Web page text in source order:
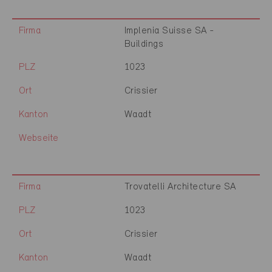
Firma
Implenia Suisse SA -
Buildings
PLZ 1023
Ort Crissier
Kanton Waadt
Webseite
Firma Trovatelli Architecture SA
PLZ 1023
Ort Crissier
Kanton Waadt